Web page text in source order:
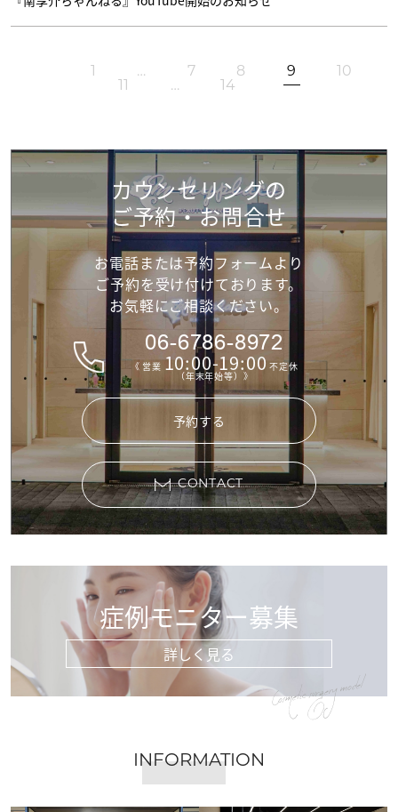
… 7 8 9
10
… 14
カウンセリングの
ご予約・お問合せ
お電話または予約フォームより
ご予約を受け付けております。
お気軽にご相談ください。
06-6786-8972
《 営業 10:00-19:00不定休
（年末年始等）》
予約する
CONTACT
症例モニター募集
詳しく見る
Cosmetic surgery model
INFORMATION